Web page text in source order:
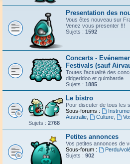
Presentation des
Vous êtes nouveau sur
Venez vous presenter !!!
Sujets : 1592
Concerts -
Festivals (sauf
Toutes l'actualité des
didgeridoo et guimbarde
Sujets : 1885
Le bistro
Pour discuter de tous les
Sous-forums :
Australie
Culture,
Sujets : 2768
Petites annonces
Vos petites annonces de
Sous-forum :
Perdu/
Sujets : 902